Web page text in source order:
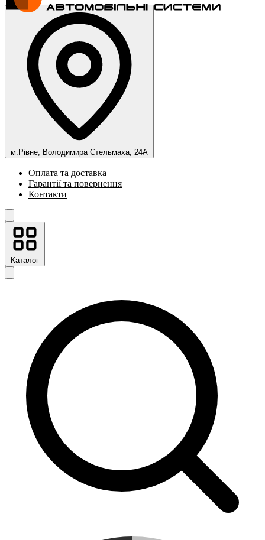
м.Рівне, Володимира Стельмаха, 24А
Оплата та доставка
Гарантії та повернення
Контакти
Каталог